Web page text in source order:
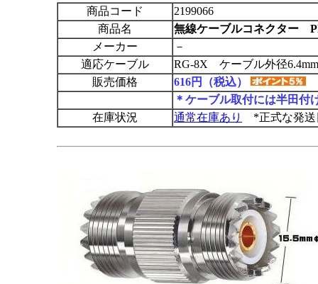
商品コード
2199066
商品名
無線ケーブルコネクター
メーカー
－
適応ケーブル
RG-8X ケーブル外径
販売価格
616円（税込）
＊ケーブル取付には半田付
在庫状況
通常在庫あり *正式な発送